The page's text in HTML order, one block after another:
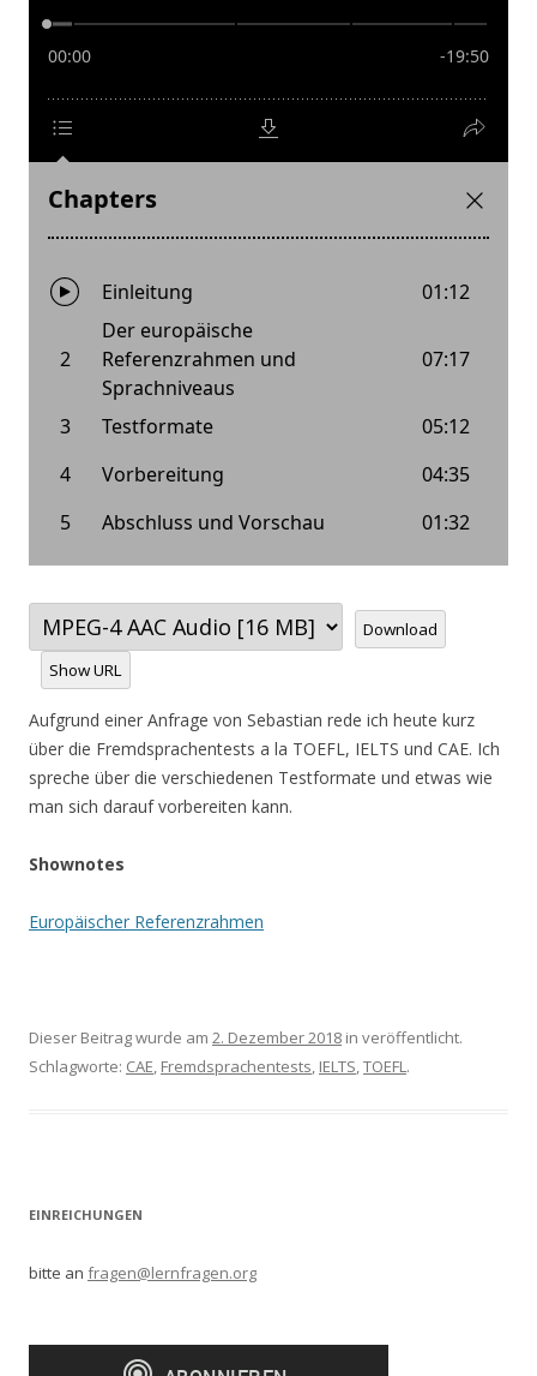
Download
Show URL
Aufgrund einer Anfrage von Sebastian rede ich heute kurz
über die Fremdsprachentests a la TOEFL, IELTS und CAE. Ich
spreche über die verschiedenen Testformate und etwas wie
man sich darauf vorbereiten kann.
Shownotes
Europäischer Referenzrahmen
Dieser Beitrag wurde am 2. Dezember 2018 in veröffentlicht.
Schlagworte: CAE, Fremdsprachentests, IELTS,TOEFL.
EINREICHUNGEN
bitte an fragen@lernfragen.org